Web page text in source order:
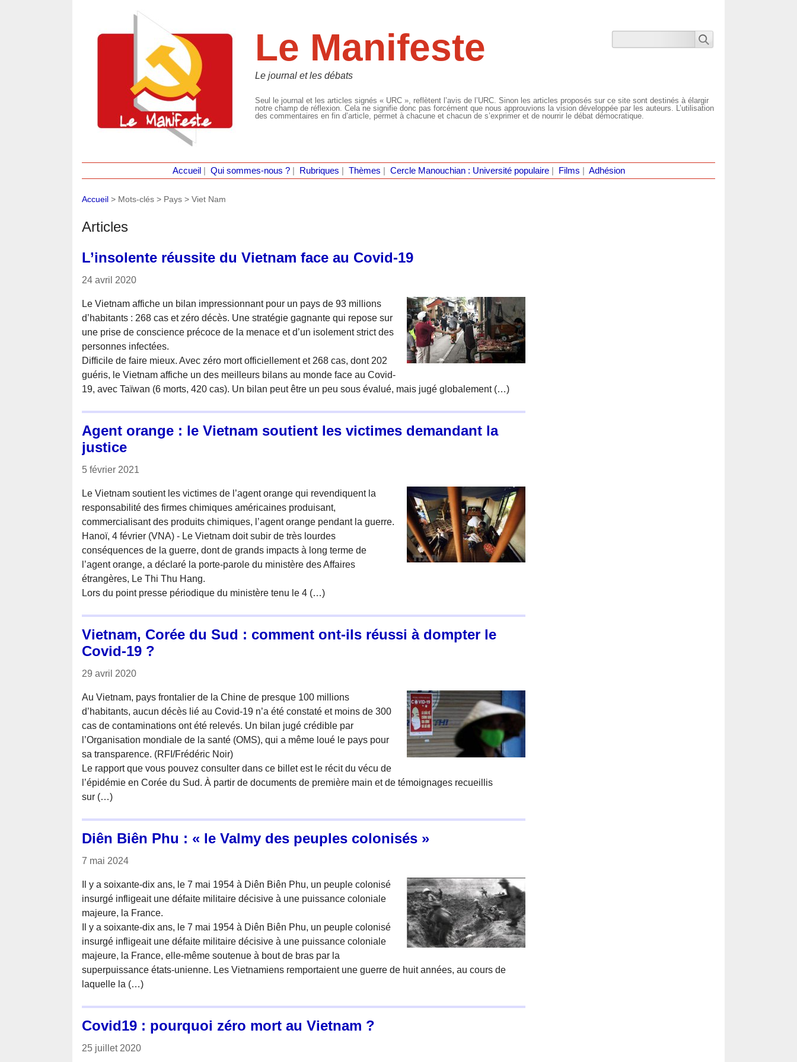
Le Manifeste
Le journal et les débats
Seul le journal et les articles signés « URC », reflètent l’avis de l’URC. Sinon les articles proposés sur ce site sont destinés à élargir
notre champ de réflexion. Cela ne signifie donc pas forcément que nous approuvions la vision développée par les auteurs. L’utilisation
des commentaires en fin d’article, permet à chacune et chacun de s’exprimer et de nourrir le débat démocratique.
Accueil Qui sommes-nous ?| Rubriques Thèmes Cercle Manouchian : Université populaire| Films Adhésion
Accueil > Mots-clés > Pays > Viet Nam
Articles
L’insolente réussite du Vietnam face au Covid-19
24 avril 2020
Le Vietnam affiche un bilan impressionnant pour un pays de 93 millions
d’habitants : 268 cas et zéro décès. Une stratégie gagnante qui repose sur
une prise de conscience précoce de la menace et d’un isolement strict des
personnes infectées.
Difficile de faire mieux. Avec zéro mort officiellement et 268 cas, dont 202
guéris, le Vietnam affiche un des meilleurs bilans au monde face au Covid-
19, avec Taïwan (6 morts, 420 cas). Un bilan peut être un peu sous évalué, mais jugé globalement (…)
Agent orange : le Vietnam soutient les victimes demandant la
justice
5 février 2021
Le Vietnam soutient les victimes de l’agent orange qui revendiquent la
responsabilité des firmes chimiques américaines produisant,
commercialisant des produits chimiques, l’agent orange pendant la guerre.
Hanoï, 4 février (VNA) - Le Vietnam doit subir de très lourdes
conséquences de la guerre, dont de grands impacts à long terme de
l’agent orange, a déclaré la porte-parole du ministère des Affaires
étrangères, Le Thi Thu Hang.
Lors du point presse périodique du ministère tenu le 4 (…)
Vietnam, Corée du Sud : comment ont-ils réussi à dompter le
Covid-19 ?
29 avril 2020
Au Vietnam, pays frontalier de la Chine de presque 100 millions
d’habitants, aucun décès lié au Covid-19 n’a été constaté et moins de 300
cas de contaminations ont été relevés. Un bilan jugé crédible par
l’Organisation mondiale de la santé (OMS), qui a même loué le pays pour
sa transparence. (RFI/Frédéric Noir)
Le rapport que vous pouvez consulter dans ce billet est le récit du vécu de
l’épidémie en Corée du Sud. À partir de documents de première main et de témoignages recueillis
sur (…)
Diên Biên Phu : « le Valmy des peuples colonisés »
7 mai 2024
Il y a soixante-dix ans, le 7 mai 1954 à Diên Biên Phu, un peuple colonisé
insurgé infligeait une défaite militaire décisive à une puissance coloniale
majeure, la France.
Il y a soixante-dix ans, le 7 mai 1954 à Diên Biên Phu, un peuple colonisé
insurgé infligeait une défaite militaire décisive à une puissance coloniale
majeure, la France, elle-même soutenue à bout de bras par la
superpuissance états-unienne. Les Vietnamiens remportaient une guerre de huit années, au cours de
laquelle la (…)
Covid19 : pourquoi zéro mort au Vietnam ?
25 juillet 2020